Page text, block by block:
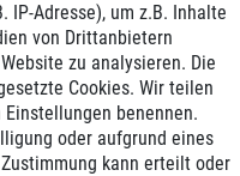
Werktag
mit Garantie
IP-Adresse), um z.B. Inhalte
von Drittanbietern
zu analysieren. Die
Cookies. Wir teilen
benennen.
oder aufgrund eines
kann erteilt oder